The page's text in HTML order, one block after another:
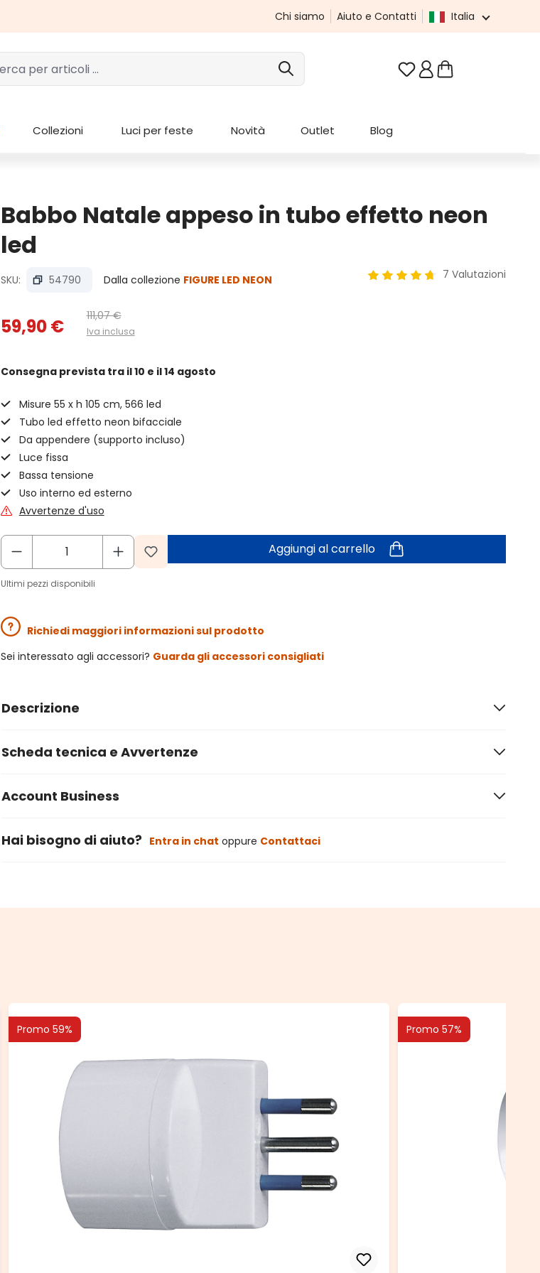
Chi siamo Aiuto e Contatti Italia
Hai 0 articoli nella
Collezioni Luci per feste Novità Outlet Blog
Babbo Natale appeso in tubo effetto neon
led
SKU: 54790 Dalla collezione FIGURE LED NEON 7 Valutazioni
59,90 € 111,07 €
Iva inclusa
Consegna prevista tra il 10 e il 14 agosto
Misure 55 x h 105 cm, 566 led
Tubo led effetto neon bifacciale
Da appendere (supporto incluso)
Luce fissa
Bassa tensione
Uso interno ed esterno
Avvertenze d'uso
Aggiungi al carrello
Ultimi pezzi disponibili
Richiedi maggiori informazioni sul prodotto
Sei interessato agli accessori? Guarda gli accessori consigliati
Descrizione
Scheda tecnica e Avvertenze
Account Business
Hai bisogno di aiuto? Entra in chat oppure Contattaci
Promo 59% Promo 57%